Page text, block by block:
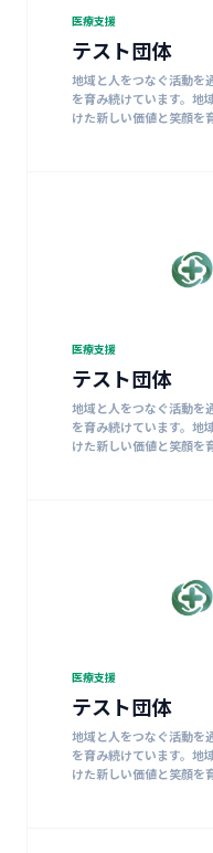
医療支援
テスト団体
地域と人をつなぐ活動を
を育み続けています。地
けた新しい価値と笑顔を
医療支援
テスト団体
地域と人をつなぐ活動を
を育み続けています。地
けた新しい価値と笑顔を
医療支援
テスト団体
地域と人をつなぐ活動を
を育み続けています。地
けた新しい価値と笑顔を